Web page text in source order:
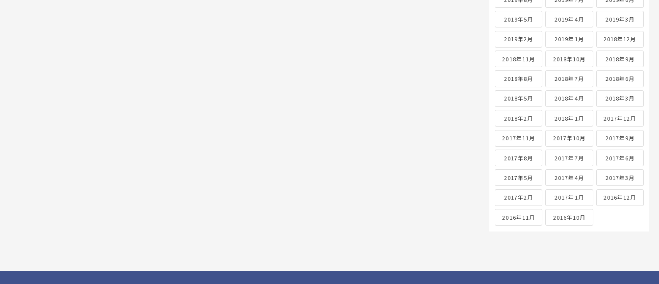
2019年5月 2019年4月 2019年3月
2019年2月 2019年1月 2018年12月
2018年11月 2018年10月 2018年9月
2018年8月 2018年7月 2018年6月
2018年5月 2018年4月 2018年3月
2018年2月 2018年1月 2017年12月
2017年11月 2017年10月 2017年9月
2017年8月 2017年7月 2017年6月
2017年5月 2017年4月 2017年3月
2017年2月 2017年1月 2016年12月
2016年11月 2016年10月